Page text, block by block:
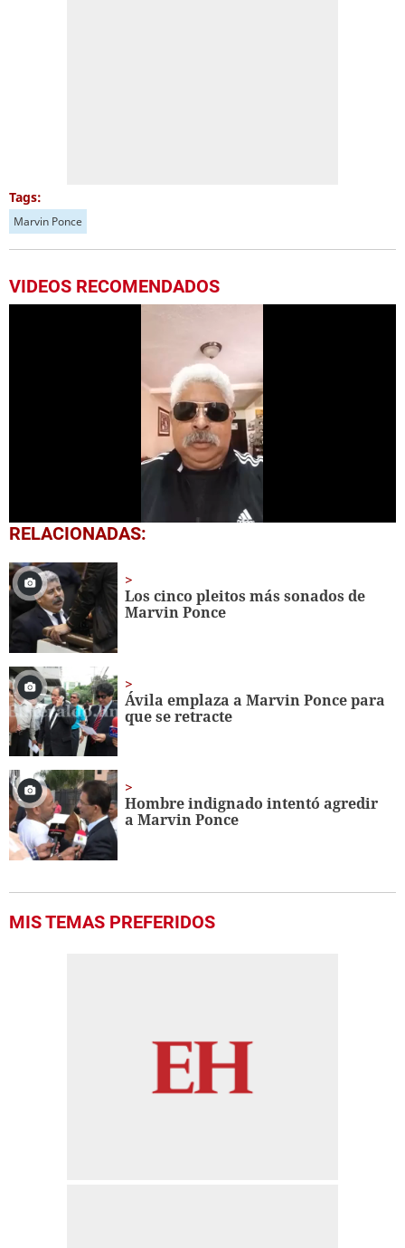
Tags:
Marvin Ponce
VIDEOS RECOMENDADOS
0
seconds
1
minute,
26
seconds
RELACIONADAS:
Los cinco pleitos más sonados de
Marvin Ponce
Ávila emplaza a Marvin Ponce para
que se retracte
Hombre indignado intentó agredir
a Marvin Ponce
MIS TEMAS PREFERIDOS